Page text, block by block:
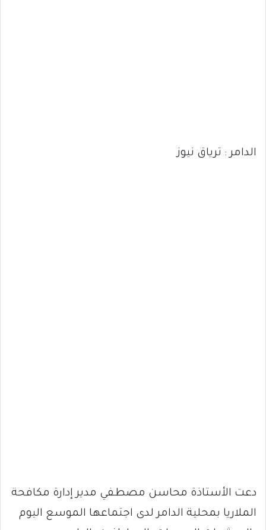
الدامر : ترياق نيوز
دعت الأستاذة محاسن مصطفي مدير إدارة مكافحة
الملاريا بمحلية الدامر لدى اجتماعها الموسع اليوم